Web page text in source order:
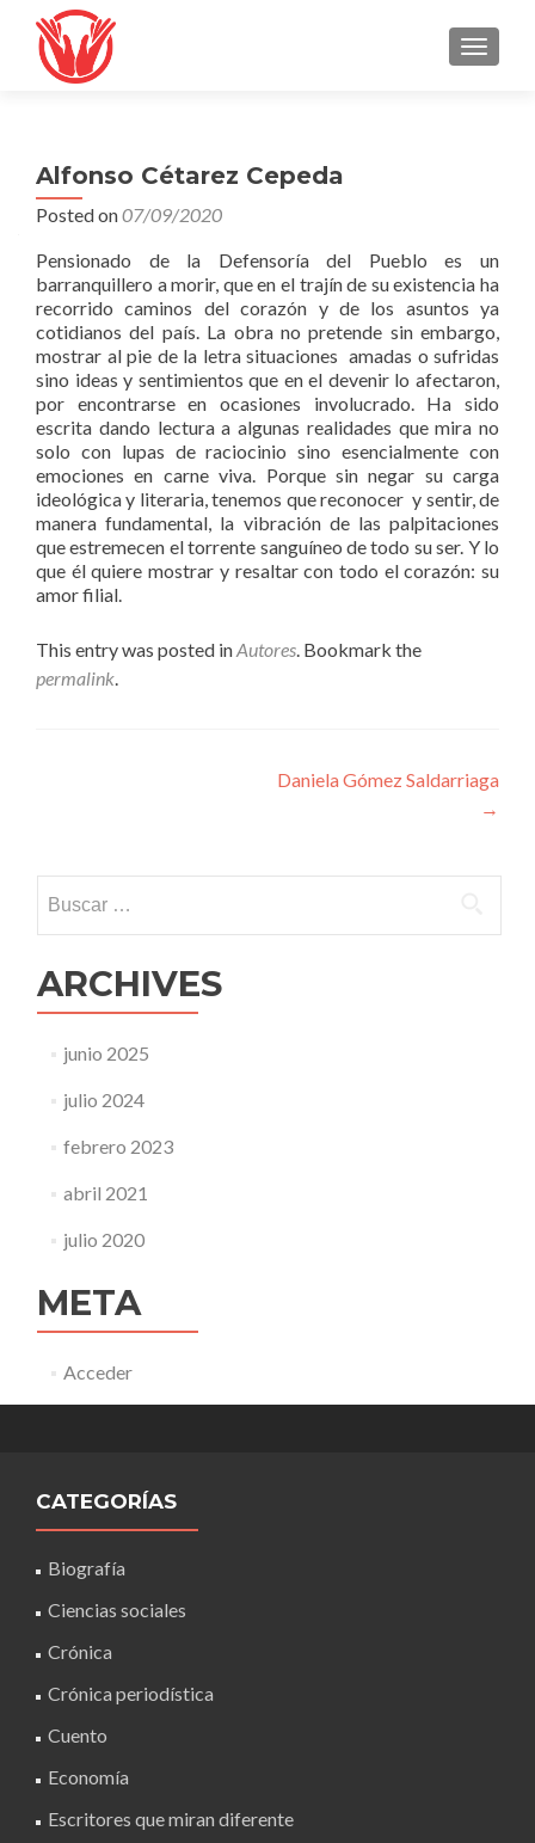
Alfonso Cétarez Cepeda
Posted on07/09/2020
Pensionado de la Defensoría del Pueblo es un
barranquillero a morir, que en el trajín de su existencia ha
recorrido caminos del corazón y de los asuntos ya
cotidianos del país. La obra no pretende sin embargo,
mostrar al pie de la letra situaciones amadas o sufridas
sino ideas y sentimientos que en el devenir lo afectaron,
por encontrarse en ocasiones involucrado. Ha sido
escrita dando lectura a algunas realidades que mira no
solo con lupas de raciocinio sino esencialmente con
emociones en carne viva. Porque sin negar su carga
ideológica y literaria, tenemos que reconocer y sentir, de
manera fundamental, la vibración de las palpitaciones
que estremecen el torrente sanguíneo de todo su ser. Y lo
que él quiere mostrar y resaltar con todo el corazón: su
amor filial.
This entry was posted inAutores. Bookmark the
permalink.
entradas
Daniela Gómez Saldarriaga
→
ARCHIVES
junio 2025
julio 2024
febrero 2023
abril 2021
julio 2020
META
Acceder
CATEGORÍAS
Biografía
Ciencias sociales
Crónica
Crónica periodística
Cuento
Economía
Escritores que miran diferente